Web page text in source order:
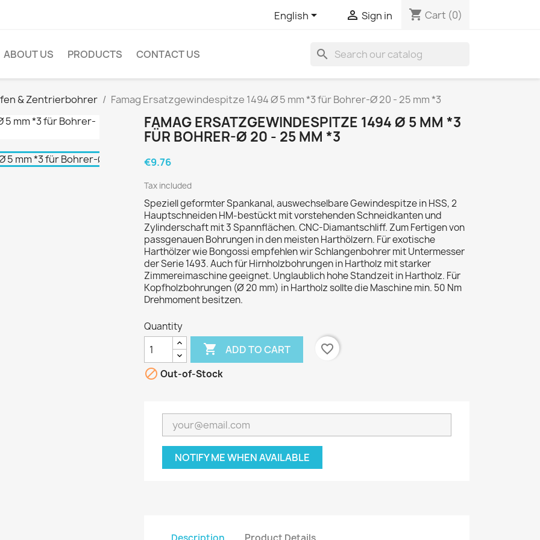
English  Sign in shopping_cart Cart (0)
ABOUT US PRODUCTS CONTACT US search
& Zentrierbohrer Famag Ersatzgewindespitze 1494 Ø 5 mm *3 für Bohrer-Ø 20 - 25 mm *3
FAMAG ERSATZGEWINDESPITZE 1494 Ø 5 MM *3
FÜR BOHRER-Ø 20 - 25 MM *3
€9.76
Tax included
Speziell geformter Spankanal, auswechselbare Gewindespitze in HSS, 2
Hauptschneiden HM-bestückt mit vorstehenden Schneidkanten und
Zylinderschaft mit 3 Spannflächen. CNC-Diamantschliff. Zum Fertigen von
passgenauen Bohrungen in den meisten Harthölzern. Für exotische
Harthölzer wie Bongossi empfehlen wir Schlangenbohrer mit Untermesser
der Serie 1493. Auch für Hirnholzbohrungen in Hartholz mit starker
Zimmereimaschine geeignet. Unglaublich hohe Standzeit in Hartholz. Für
Kopfholzbohrungen (Ø 20 mm) in Hartholz sollte die Maschine min. 50 Nm
Drehmoment besitzen.
Quantity
 ADD TO CART
favorite_border
 Out-of-Stock
NOTIFY ME WHEN AVAILABLE